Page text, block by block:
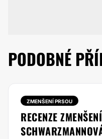
PODOBNÉ
ZMENŠENÍ PRSOU
RECENZE